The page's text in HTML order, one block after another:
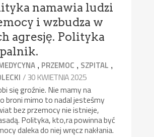
namawia ludzi
i wzbudza w
agresję. Polityka
, PRZEMOC , SZPITAL ,
/ 30 KWIETNIA 2025
się groźnie. Nie mamy na
broni mimo to nadal jesteśmy
bez przemocy nie istnieje,
Polityka, kto,ra powinna być
daleka do niej wręcz nakłania.